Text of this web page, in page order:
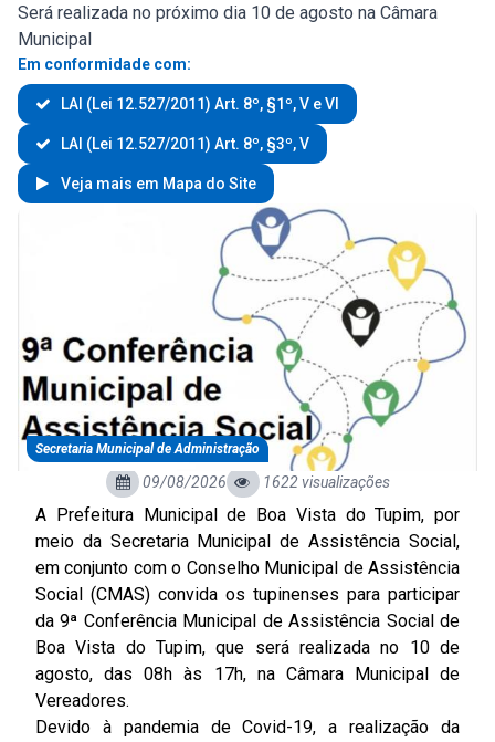
Será realizada no próximo dia 10 de agosto na Câmara
Municipal
Em conformidade com:
LAI (Lei 12.527/2011) Art. 8º, §1º, V e VI
LAI (Lei 12.527/2011) Art. 8º, §3º, V
Veja mais em Mapa do Site
Secretaria Municipal de Administração
09/08/2026 1622 visualizações
A Prefeitura Municipal de Boa Vista do Tupim, por
meio da Secretaria Municipal de Assistência Social,
em conjunto com o Conselho Municipal de Assistência
Social (CMAS) convida os tupinenses para participar
da 9ª Conferência Municipal de Assistência Social de
Boa Vista do Tupim, que será realizada no 10 de
agosto, das 08h às 17h, na Câmara Municipal de
Vereadores.
Devido à pandemia de Covid-19, a realização da